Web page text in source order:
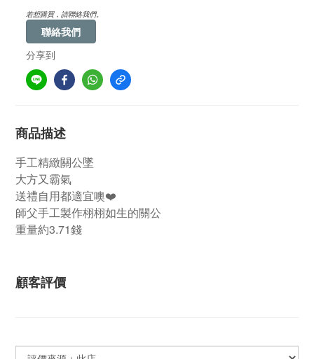
若想購買，請聯絡我們。
聯絡我們
分享到
商品描述
手工精緻關公墜
大方又霸氣
送禮自用都適宜噢❤️
師父手工製作栩栩如生的關公
重量約3.71錢
顧客評價